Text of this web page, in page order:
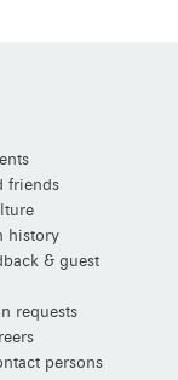
friends
history
& guest
requests
persons